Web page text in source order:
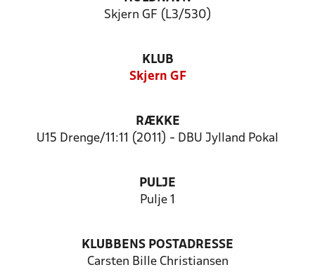
Skjern GF (L3/530)
KLUB
Skjern GF
RÆKKE
U15 Drenge/11:11 (2011) - DBU Jylland Pokal
PULJE
Pulje 1
KLUBBENS POSTADRESSE
Carsten Bille Christiansen